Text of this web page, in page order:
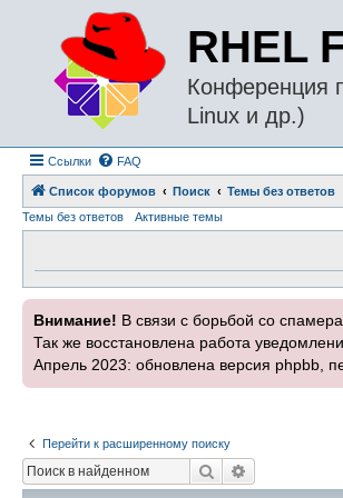
RHEL
Конференция
Linux и др.)
Ссылки FAQ
Список форумов Поиск
Темы без ответов
Темы без ответов
Активные темы
Внимание! В связи с борьбой со
Так же восстановлена работа
Апрель 2023: обновлена версия phpbb,
Перейти к расширенному поиску
Поиск